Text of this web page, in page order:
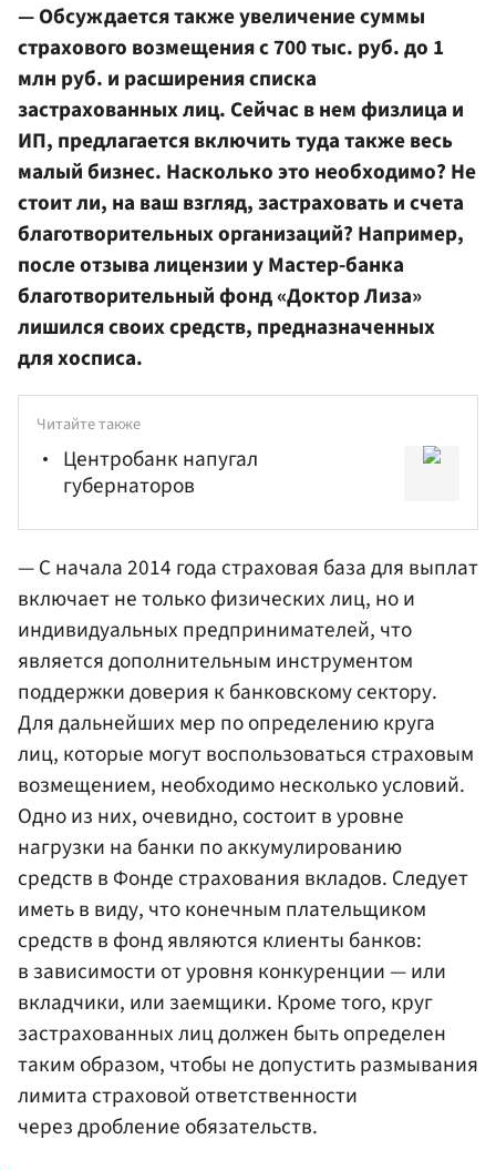
— Обсуждается также увеличение суммы
страхового возмещения с 700 тыс. руб. до 1
млн руб. и расширения списка
застрахованных лиц. Сейчас в нем физлица и
ИП, предлагается включить туда также весь
малый бизнес. Насколько это необходимо? Не
стоит ли, на ваш взгляд, застраховать и счета
благотворительных организаций? Например,
после отзыва лицензии у Мастер-банка
благотворительный фонд «Доктор Лиза»
лишился своих средств, предназначенных
для хосписа.
Читайте также
Центробанк напугал
губернаторов
— С начала 2014 года страховая база для выплат
включает не только физических лиц, но и
индивидуальных предпринимателей, что
является дополнительным инструментом
поддержки доверия к банковскому сектору.
Для дальнейших мер по определению круга
лиц, которые могут воспользоваться страховым
возмещением, необходимо несколько условий.
Одно из них, очевидно, состоит в уровне
нагрузки на банки по аккумулированию
средств в Фонде страхования вкладов. Следует
иметь в виду, что конечным плательщиком
средств в фонд являются клиенты банков:
в зависимости от уровня конкуренции — или
вкладчики, или заемщики. Кроме того, круг
застрахованных лиц должен быть определен
таким образом, чтобы не допустить размывания
лимита страховой ответственности
через дробление обязательств.